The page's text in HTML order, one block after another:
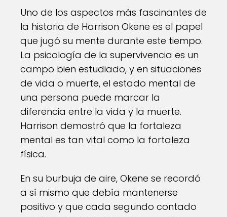
Uno de los aspectos más fascinantes de
la historia de Harrison Okene es el papel
que jugó su mente durante este tiempo.
La psicología de la supervivencia es un
campo bien estudiado, y en situaciones
de vida o muerte, el estado mental de
una persona puede marcar la
diferencia entre la vida y la muerte.
Harrison demostró que la fortaleza
mental es tan vital como la fortaleza
física.
En su burbuja de aire, Okene se recordó
a sí mismo que debía mantenerse
positivo y que cada segundo contado